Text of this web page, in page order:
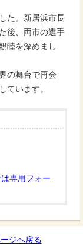
た。新居浜市長
後、両市の選手
睦を深めまし
の舞台で再会
ています。
専用フォー
ージへ戻る